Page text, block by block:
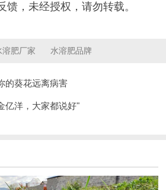
馈，未经授权，请勿转载。
溶肥厂家 水溶肥品牌
的葵花远离病害
亿洋，大家都说好"